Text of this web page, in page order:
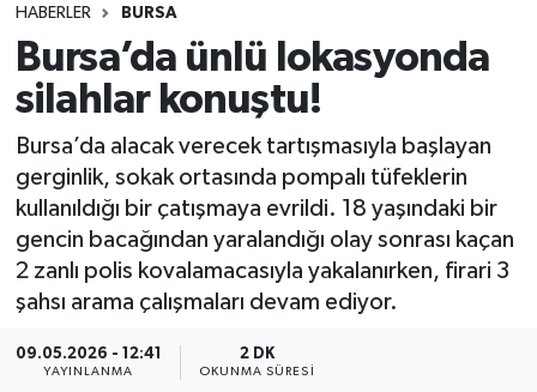
HABERLER BURSA
Bursa’da ünlü lokasyonda
silahlar konuştu!
Bursa’da alacak verecek tartışmasıyla başlayan
gerginlik, sokak ortasında pompalı tüfeklerin
kullanıldığı bir çatışmaya evrildi. 18 yaşındaki bir
gencin bacağından yaralandığı olay sonrası kaçan
2 zanlı polis kovalamacasıyla yakalanırken, firari 3
şahsı arama çalışmaları devam ediyor.
09.05.2026 - 12:41
YAYINLANMA
2 DK
OKUNMA SÜRESI
Dünya
Eğitim
Ekonomi
Genel
Gündem
Magazin
Sağlık
Namaz Vakitleri
Trafik Durumu
Süper Lig Puan Durumu ve Fikstür
Tüm Manşetler
Son Dakika Haberleri
Haber Arşivi